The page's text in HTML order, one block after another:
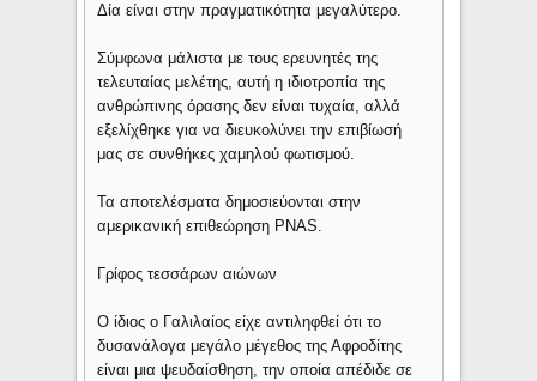
Δία είναι στην πραγματικότητα μεγαλύτερο.
Σύμφωνα μάλιστα με τους ερευνητές της
τελευταίας μελέτης, αυτή η ιδιοτροπία της
ανθρώπινης όρασης δεν είναι τυχαία, αλλά
εξελίχθηκε για να διευκολύνει την επιβίωσή
μας σε συνθήκες χαμηλού φωτισμού.
Τα αποτελέσματα δημοσιεύονται στην
αμερικανική επιθεώρηση PNAS.
Γρίφος τεσσάρων αιώνων
Ο ίδιος ο Γαλιλαίος είχε αντιληφθεί ότι το
δυσανάλογα μεγάλο μέγεθος της Αφροδίτης
είναι μια ψευδαίσθηση, την οποία απέδιδε σε